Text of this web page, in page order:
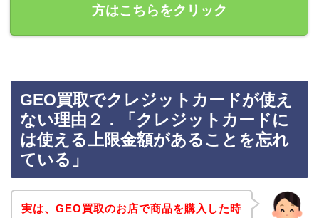
方はこちらをクリック
GEO買取でクレジットカードが使え
ない理由２．「クレジットカードに
は使える上限金額があることを忘れ
ている」
実は、GEO買取のお店で商品を購入した時